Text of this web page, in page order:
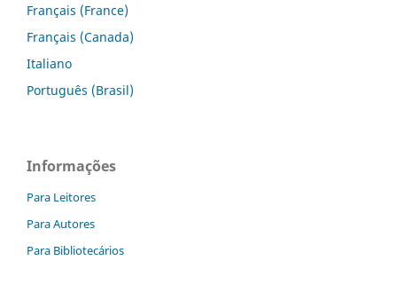
Français (France)
Français (Canada)
Italiano
Português (Brasil)
Informações
Para Leitores
Para Autores
Para Bibliotecários